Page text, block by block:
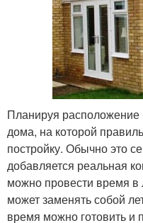
Планируя расположение
дома, на которой
постройку. Обычно это
добавляется реальная
можно провести время
может заменять собой
время можно готовить и